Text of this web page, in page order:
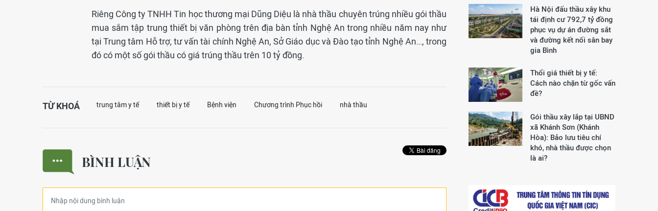
Riêng Công ty TNHH Tin học thương mại Dũng Diệu là nhà thầu chuyên trúng nhiều gói thầu
mua sắm tập trung thiết bị văn phòng trên địa bàn tỉnh Nghệ An trong nhiều năm nay như
tại Trung tâm Hỗ trợ, tư vấn tài chính Nghệ An, Sở Giáo dục và Đào tạo tỉnh Nghệ An…, trong
đó có một số gói thầu có giá trúng thầu trên 10 tỷ đồng.
TỪ KHOÁ trung tâm y tế thiết bị y tế Bệnh viện Chương trình Phục hồi nhà thầu
BÌNH LUẬN
Hà Nội đấu thầu xây khu
tái định cư 792,7 tỷ đồng
phục vụ dự án đường sắt
và đường kết nối sân bay
gia Bình
Thổi giá thiết bị y tế:
Cách nào chặn từ gốc vấn
đề?
Gói thầu xây lắp tại UBND
xã Khánh Sơn (Khánh
Hòa): Bảo lưu tiêu chí
khó, nhà thầu được chọn
là ai?